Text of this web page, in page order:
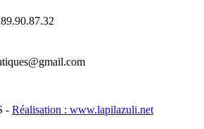
- Réalisation : www.lapilazuli.net